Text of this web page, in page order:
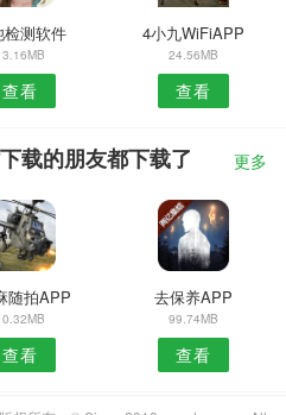
检测软件
查看
4小九WiFiAPP
24.56MB
查看
载的朋友都下载了 更多
随拍APP
查看
去保养APP
99.74MB
查看